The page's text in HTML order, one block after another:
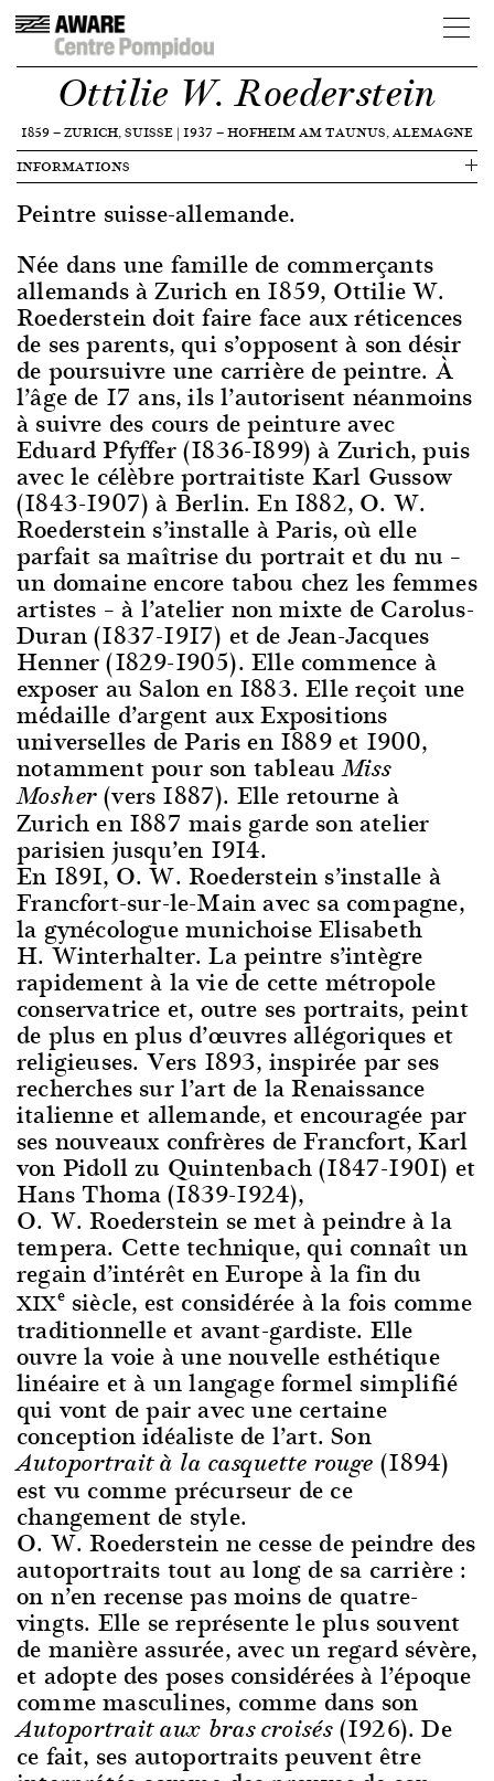
Ottilie W. Roederstein
1859—ZURICH, SUISSE | 1937 —HOFHEIM AM TAUNUS, ALEMAGNE
INFORMATIONS
Peintre suisse-allemande.
Née dans une famille de commerçants
allemands à Zurich en 1859, Ottilie W.
Roederstein doit faire face aux réticences
de ses parents, qui s’opposent à son désir
de poursuivre une carrière de peintre. À
l’âge de 17 ans, ils l’autorisent néanmoins
à suivre des cours de peinture avec
Eduard Pfyffer (1836-1899) à Zurich, puis
avec le célèbre portraitiste Karl Gussow
(1843-1907) à Berlin. En 1882, O. W.
Roederstein s’installe à Paris, où elle
parfait sa maîtrise du portrait et du nu –
un domaine encore tabou chez les femmes
artistes – à l’atelier non mixte de Carolus-
Duran (1837-1917) et de Jean-Jacques
Henner (1829-1905). Elle commence à
exposer au Salon en 1883. Elle reçoit une
médaille d’argent aux Expositions
universelles de Paris en 1889 et 1900,
notamment pour son tableauMiss
Mosher(vers 1887). Elle retourne à
Zurich en 1887 mais garde son atelier
parisien jusqu’en 1914.
En 1891, O. W. Roederstein s’installe à
Francfort-sur-le-Main avec sa compagne,
la gynécologue munichoise Elisabeth
H. Winterhalter. La peintre s’intègre
rapidement à la vie de cette métropole
conservatrice et, outre ses portraits, peint
de plus en plus d’œuvres allégoriques et
religieuses. Vers 1893, inspirée par ses
recherches sur l’art de la Renaissance
italienne et allemande, et encouragée par
ses nouveaux confrères de Francfort, Karl
von Pidoll zu Quintenbach (1847-1901) et
Hans Thoma (1839-1924),
O. W. Roederstein se met à peindre à la
tempera. Cette technique, qui connaît un
regain d’intérêt en Europe à la fin du
XIXesiècle, est considérée à la fois comme
traditionnelle et avant-gardiste. Elle
ouvre la voie à une nouvelle esthétique
linéaire et à un langage formel simplifié
qui vont de pair avec une certaine
conception idéaliste de l’art. Son
Autoportrait à la casquette rouge (1894)
est vu comme précurseur de ce
changement de style.
O. W. Roederstein ne cesse de peindre des
autoportraits tout au long de sa carrière :
on n’en recense pas moins de quatre-
vingts. Elle se représente le plus souvent
de manière assurée, avec un regard sévère,
et adopte des poses considérées à l’époque
comme masculines, comme dans son
Autoportrait aux bras croisés(1926). De
ce fait, ses autoportraits peuvent être